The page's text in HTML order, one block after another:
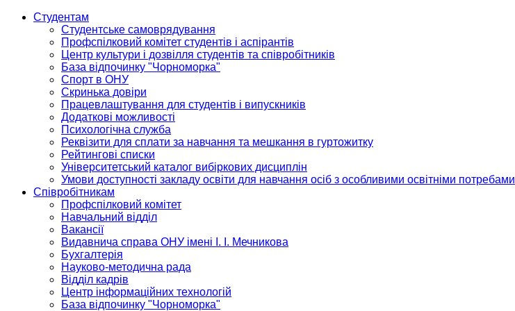
Студентам
Студентське самоврядування
Профспілковий комітет студентів і аспірантів
Центр культури і дозвілля студентів та співробітників
База відпочинку "Чорноморка"
Спорт в ОНУ
Скринька довіри
Працевлаштування для студентів і випускників
Додаткові можливості
Психологічна служба
Реквізити для сплати за навчання та мешкання в гуртожитку
Рейтингові списки
Університетський каталог вибіркових дисциплін
Умови доступності закладу освіти для навчання осіб з особливими освітніми потребами
Співробітникам
Профспілковий комітет
Навчальний відділ
Вакансії
Видавнича справа ОНУ імені І. І. Мечникова
Бухгалтерія
Науково-методична рада
Відділ кадрів
Центр інформаційних технологій
База відпочинку "Чорноморка"